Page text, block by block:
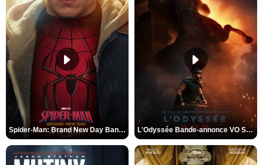
Spider-Man: Brand New Day Bande-annonce VO STFR L'Odyssée Bande-annonce VO STFR